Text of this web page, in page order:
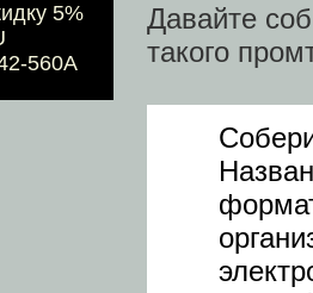
5%
560A
Давайте
такого